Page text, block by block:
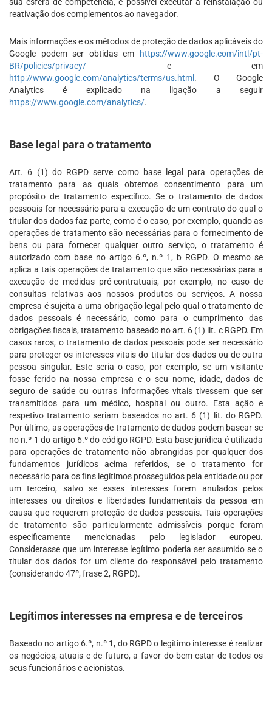
reativação dos complementos ao navegador.
Mais informações e os métodos de proteção de dados aplicáveis do
Google podem ser obtidas em
https://www.google.com/intl/pt-
BR/policies/privacy/ e em
http://www.google.com/analytics/terms/us.html . O Google
Analytics é explicado na ligação a seguir
https://www.google.com/analytics/.
Base legal para o tratamento
Art. 6 (1) do RGPD serve como base legal para operações de
tratamento para as quais obtemos consentimento para um
propósito de tratamento específico. Se o tratamento de dados
pessoais for necessário para a execução de um contrato do qual o
titular dos dados faz parte, como é o caso, por exemplo, quando as
operações de tratamento são necessárias para o fornecimento de
bens ou para fornecer qualquer outro serviço, o tratamento é
autorizado com base no artigo 6.º, n.º 1, b RGPD. O mesmo se
aplica a tais operações de tratamento que são necessárias para a
execução de medidas pré-contratuais, por exemplo, no caso de
consultas relativas aos nossos produtos ou serviços. A nossa
empresa é sujeita a uma obrigação legal pelo qual o tratamento de
dados pessoais é necessário, como para o cumprimento das
obrigações fiscais, tratamento baseado no art. 6 (1) lit. c RGPD. Em
casos raros, o tratamento de dados pessoais pode ser necessário
para proteger os interesses vitais do titular dos dados ou de outra
pessoa singular. Este seria o caso, por exemplo, se um visitante
fosse ferido na nossa empresa e o seu nome, idade, dados de
seguro de saúde ou outras informações vitais tivessem que ser
transmitidos para um médico, hospital ou outro. Esta ação e
respetivo tratamento seriam baseados no art. 6 (1) lit. do RGPD.
Por último, as operações de tratamento de dados podem basear-se
no n.º 1 do artigo 6.º do código RGPD. Esta base jurídica é utilizada
para operações de tratamento não abrangidas por qualquer dos
fundamentos jurídicos acima referidos, se o tratamento for
necessário para os fins legítimos prosseguidos pela entidade ou por
um terceiro, salvo se esses interesses forem anulados pelos
interesses ou direitos e liberdades fundamentais da pessoa em
causa que requerem proteção de dados pessoais. Tais operações
de tratamento são particularmente admissíveis porque foram
especificamente mencionadas pelo legislador europeu.
Considerasse que um interesse legítimo poderia ser assumido se o
titular dos dados for um cliente do responsável pelo tratamento
(considerando 47º, frase 2, RGPD).
Legítimos interesses na empresa e de terceiros
Baseado no artigo 6.º, n.º 1, do RGPD o legítimo interesse é realizar
os negócios, atuais e de futuro, a favor do bem-estar de todos os
seus funcionários e acionistas.